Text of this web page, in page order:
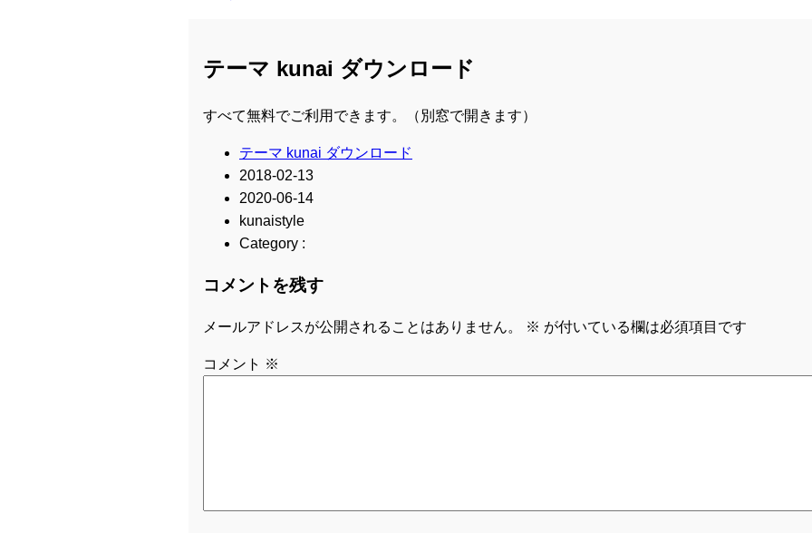
テーマ kunai ダウンロード
すべて無料でご利用できます。（別窓で開きます）
テーマ kunai ダウンロード
2018-02-13
2020-06-14
kunaistyle
Category :
コメントを残す
メールアドレスが公開されることはありません。 ※ が付いている欄は必須項目です
コメント ※